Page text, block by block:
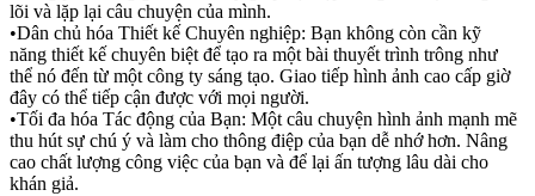
lõi và lặp lại câu chuyện của mình.
•Dân chủ hóa Thiết kế Chuyên nghiệp: Bạn không còn cần kỹ
năng thiết kế chuyên biệt để tạo ra một bài thuyết trình trông như
thể nó đến từ một công ty sáng tạo. Giao tiếp hình ảnh cao cấp giờ
đây có thể tiếp cận được với mọi người.
•Tối đa hóa Tác động của Bạn: Một câu chuyện hình ảnh mạnh mẽ
thu hút sự chú ý và làm cho thông điệp của bạn dễ nhớ hơn. Nâng
cao chất lượng công việc của bạn và để lại ấn tượng lâu dài cho
khán giả.